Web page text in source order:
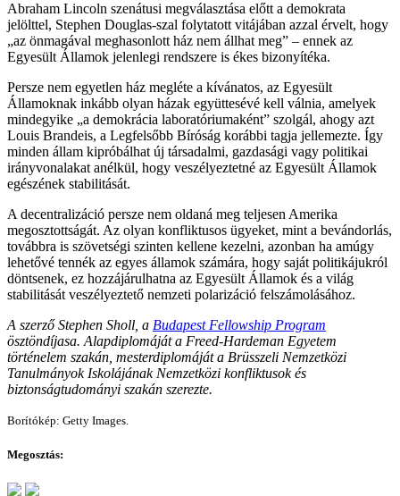
Abraham Lincoln szenátusi megválasztása előtt a demokrata
jelölttel, Stephen Douglas-szal folytatott vitájában azzal érvelt, hogy
„az önmagával meghasonlott ház nem állhat meg” – ennek az
Egyesült Államok jelenlegi rendszere is ékes bizonyítéka.
Persze nem egyetlen ház megléte a kívánatos, az Egyesült
Államoknak inkább olyan házak együttesévé kell válnia, amelyek
mindegyike „a demokrácia laboratóriumaként” szolgál, ahogy azt
Louis Brandeis, a Legfelsőbb Bíróság korábbi tagja jellemezte. Így
minden állam kipróbálhat új társadalmi, gazdasági vagy politikai
irányvonalakat anélkül, hogy veszélyeztetné az Egyesült Államok
egészének stabilitását.
A decentralizáció persze nem oldaná meg teljesen Amerika
megosztottságát. Az olyan konfliktusos ügyeket, mint a bevándorlás,
továbbra is szövetségi szinten kellene kezelni, azonban ha amúgy
lehetővé tennék az egyes államok számára, hogy saját politikájukról
döntsenek, ez hozzájárulhatna az Egyesült Államok és a világ
stabilitását veszélyeztető nemzeti polarizáció felszámolásához.
A szerző Stephen Sholl, a Budapest Fellowship Program
ösztöndíjasa. Alapdiplomáját a Freed-Hardeman Egyetem
történelem szakán, mesterdiplomáját a Brüsszeli Nemzetközi
Tanulmányok Iskolájának Nemzetközi konfliktusok és
biztonságtudományi szakán szerezte.
Borítókép: Getty Images.
Megosztás: